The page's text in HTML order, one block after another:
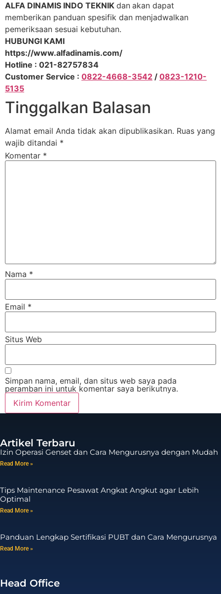
ALFA DINAMIS INDO TEKNIK dan akan dapat
memberikan panduan spesifik dan menjadwalkan
pemeriksaan sesuai kebutuhan.
HUBUNGI KAMI
https://www.alfadinamis.com/
Hotline : 021-82757834
Customer Service : 0822-4668-3542 / 0823-1210-
5135
Tinggalkan Balasan
Alamat email Anda tidak akan dipublikasikan. Ruas yang
wajib ditandai *
Komentar *
Nama *
Email *
Situs Web
Simpan nama, email, dan situs web saya pada
peramban ini untuk komentar saya berikutnya.
Artikel Terbaru
Izin Operasi Genset dan Cara Mengurusnya dengan Mudah
Read More »
Tips Maintenance Pesawat Angkat Angkut agar Lebih
Optimal
Read More »
Panduan Lengkap Sertifikasi PUBT dan Cara Mengurusnya
Read More »
Head Office